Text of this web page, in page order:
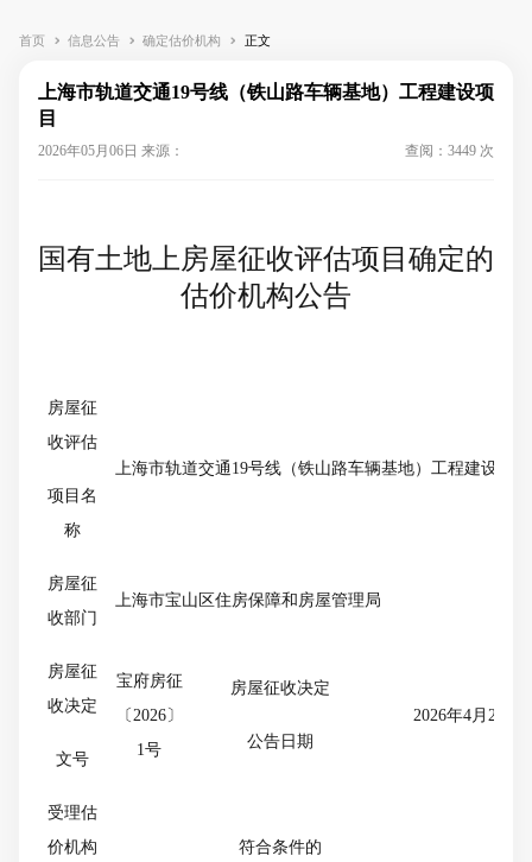
首页 信息公告 确定估价机构 正文
上海市轨道交通19号线（铁山路车辆基地）工程建设项
目
2026年05月06日 来源： 查阅：3449 次
国有土地上房屋征收评估项目确定的
估价机构公告
房屋征
收评估
项目名
称
上海市轨道交通 19号线 （铁山路车辆基地）工程建设项目
房屋征
收部门
上海市宝山区住房保障和房屋管理局
房屋征
收决定
文号
宝府房征
〔 2026〕
1号
房屋征收决定
公告日期
2026年4月23日
受理估
价机构
符合条件的